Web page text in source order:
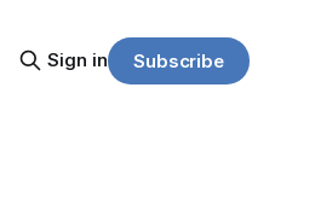
Sign in Subscribe